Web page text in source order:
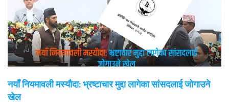
नयाँ नियमावली मस्यौदा: भ्रष्टाचार मुद्दा लागेका सांसदलाई जोगाउने
खेल